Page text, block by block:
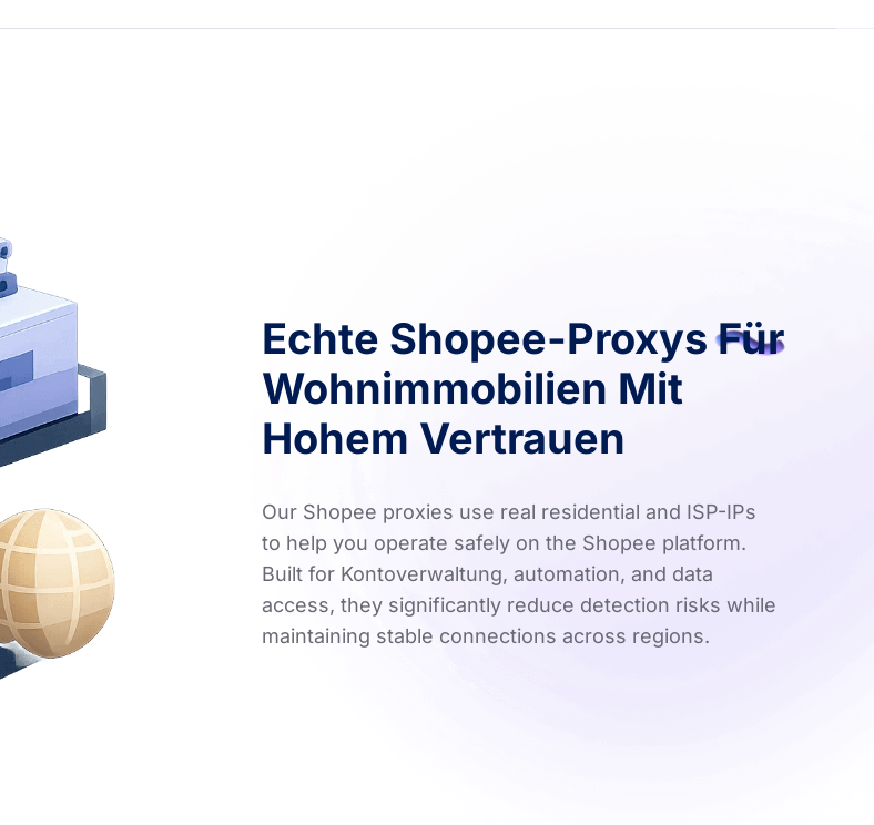
Echte Shopee-Proxys Für
Wohnimmobilien Mit
Hohem Vertrauen
Our Shopee proxies use real residential and ISP-IPs
to help you operate safely on the Shopee platform.
Built for Kontoverwaltung, automation, and data
access, they significantly reduce detection risks while
maintaining stable connections across regions.